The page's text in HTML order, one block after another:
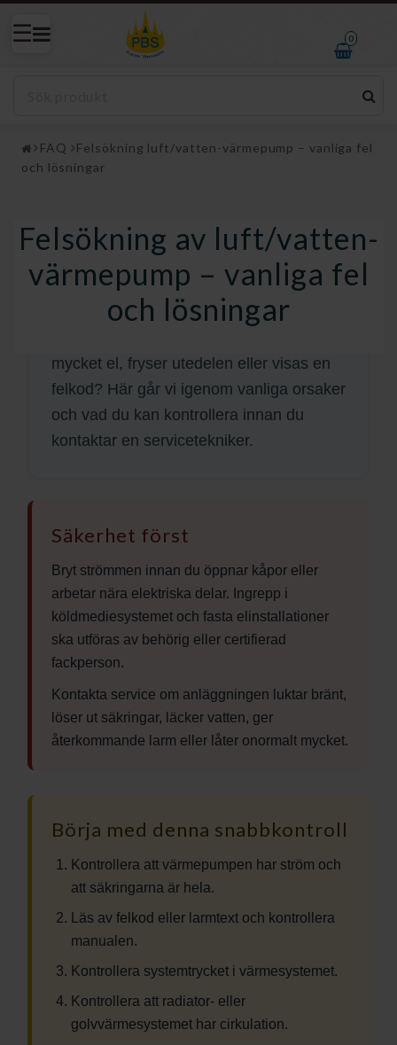
0
FAQ
Felsökning luft/vatten-värmepump – vanliga fel
och lösningar
Felsökning luft/vatten-
värmepump – vanliga fel och
lösningar
FELSÖKNINGSGUIDE
Felsökning av luft/vatten-
värmepump – vanliga fel
och lösningar
mycket el, fryser utedelen eller visas en
felkod? Här går vi igenom vanliga orsaker
och vad du kan kontrollera innan du
kontaktar en servicetekniker.
Säkerhet först
Bryt strömmen innan du öppnar kåpor eller
arbetar nära elektriska delar. Ingrepp i
köldmediesystemet och fasta elinstallationer
ska utföras av behörig eller certifierad
fackperson.
Kontakta service om anläggningen luktar bränt,
löser ut säkringar, läcker vatten, ger
återkommande larm eller låter onormalt mycket.
Börja med denna snabbkontroll
Kontrollera att värmepumpen har ström och
att säkringarna är hela.
Läs av felkod eller larmtext och kontrollera
manualen.
Kontrollera systemtrycket i värmesystemet.
Kontrollera att radiator- eller
golvvärmesystemet har cirkulation.